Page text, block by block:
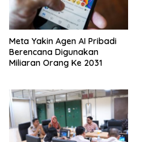
Meta Yakin Agen AI Pribadi
Berencana Digunakan
Miliaran Orang Ke 2031